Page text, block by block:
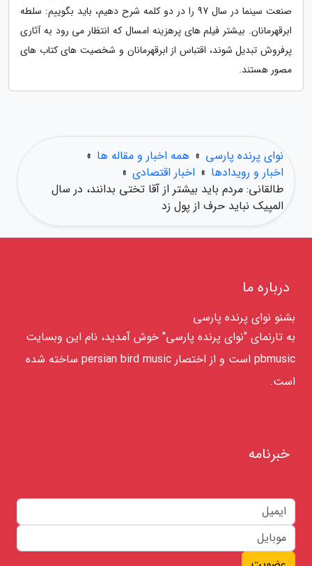
صنعت سینما در سال 97 را در دو کلمه شرح دهیم، باید بگوییم: سلطه
ابرقهرمانان. بیشتر فیلم های پرهزینه امسال که انتظار می رود به آثاری
پرفروش تبدیل شوند، اقتباس از ابرقهرمانان و شخصیت های کتاب های
مصور هستند.
نوای پرنده پارسی » همه اخبار و مقاله ها »
اخبار و رویدادها » اخبار اقتصادی »
طالقانی: مردم باید بیشتر از آقا تختی بدانند، در سال
المپیک نباید حرف از پول زد
درباره ما
بشنو نوای پرنده پارسی
به تارنمای "نوای پرنده پارسی" خوش آمدید، نام این وبسایت
pbmusic است و از اختصار persian bird music ساخته شده
است.
خبرنامه